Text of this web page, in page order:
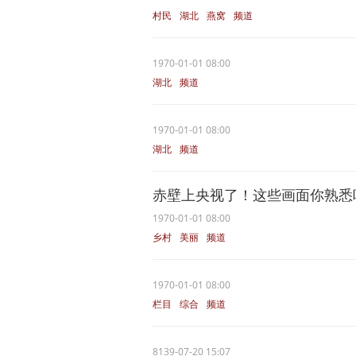
村民
湖北 燕窝 频道
1970-01-01 08:00
湖北 频道
1970-01-01 08:00
湖北 频道
赤壁上央视了！这些画面你熟
1970-01-01 08:00
乡村 美丽 频道
1970-01-01 08:00
栏目
综合 频道
8139-07-20 15:07